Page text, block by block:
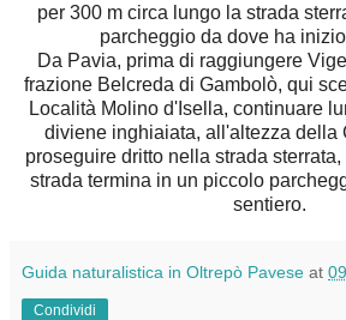
per 300 m circa lungo la strada
parcheggio da dove ha
Da Pavia, prima di raggiungere
frazione Belcreda di Gambolò, qui
Località Molino d'Isella, continuare
diviene inghiaiata, all'altezza della
proseguire dritto nella strada
strada termina in un piccolo
sentiero.
Guida naturalistica in Oltrepò Pavese at
Condividi